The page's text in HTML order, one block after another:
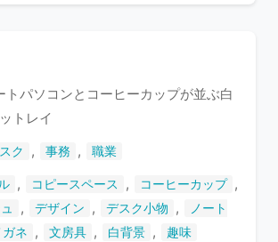
い
トパソコンとコーヒーカップが並ぶ白
トレイ
ク , 事務 , 職業
, コピースペース , コーヒーカップ ,
, デザイン , デスク小物 ,
ノート
ガネ , 文房具 , 白背景 , 趣味